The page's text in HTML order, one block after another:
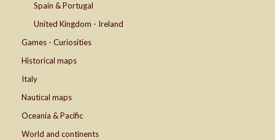
Spain & Portugal
United Kingdom - Ireland
Games - Curiosities
Historical maps
Italy
Nautical maps
Oceania & Pacific
World and continents